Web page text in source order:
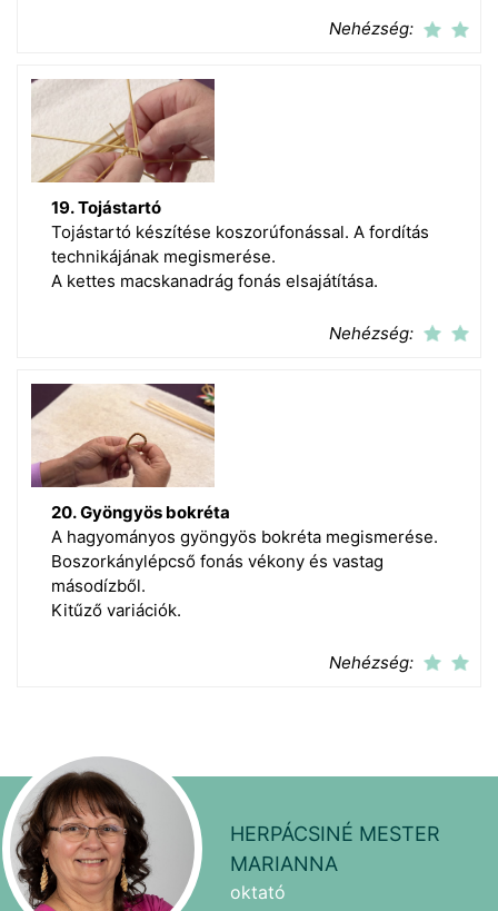
Nehézség:
19. Tojástartó
Tojástartó készítése koszorúfonással. A fordítás
technikájának megismerése.
A kettes macskanadrág fonás elsajátítása.
Nehézség:
20. Gyöngyös bokréta
A hagyományos gyöngyös bokréta megismerése.
Boszorkánylépcső fonás vékony és vastag
másodízből.
Kitűző variációk.
Nehézség:
HERPÁCSINÉ MESTER
MARIANNA
oktató